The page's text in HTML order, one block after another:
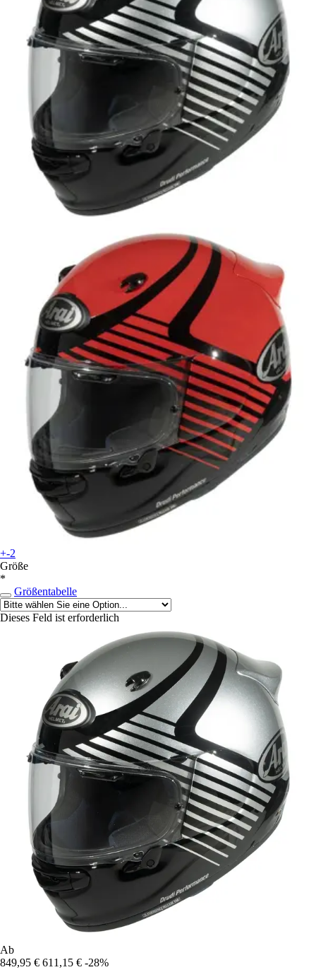
+-2
Größe
*
Größentabelle
Dieses Feld ist erforderlich
Ab
849,95 € 611,15 € -28%